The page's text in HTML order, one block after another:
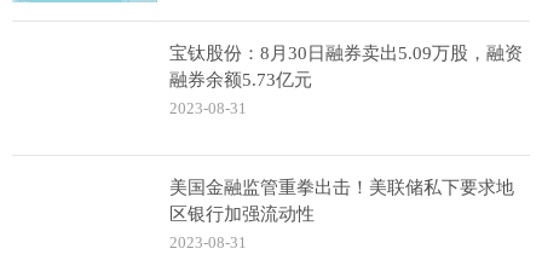
宝钛股份：8月30日融券卖出5.09万股，融资
融券余额5.73亿元
2023-08-31
美国金融监管重拳出击！美联储私下要求地
区银行加强流动性
2023-08-31